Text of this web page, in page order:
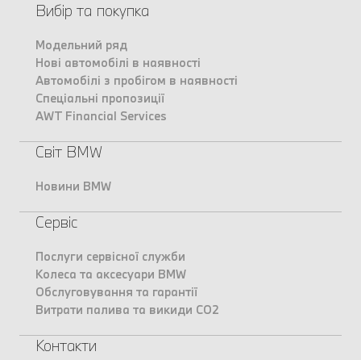
Вибір та покупка
Модельний ряд
Нові автомобілі в наявності
Автомобілі з пробігом в наявності
Спеціальні пропозиції
AWT Financial Services
Світ BMW
Новини BMW
Сервіс
Послуги сервісної служби
Колеса та аксесуари BMW
Обслуговування та гарантії
Витрати палива та викиди CO2
Контакти